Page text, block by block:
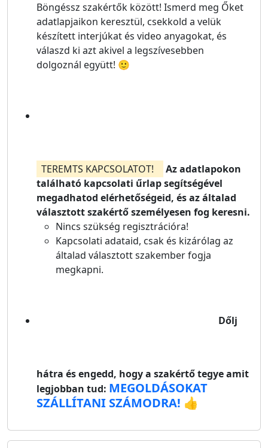
Böngéssz szakértők között! Ismerd meg Őket
adatlapjaikon keresztül, csekkold a velük
készített interjúkat és video anyagokat, és
válaszd ki azt akivel a legszívesebben
dolgoznál együtt! 🙂
TEREMTS KAPCSOLATOT!
Az adatlapokon
található kapcsolati űrlap segítségével
megadhatod elérhetőségeid, és az általad
választott szakértő személyesen fog keresni.
Nincs szükség regisztrációra!
Kapcsolati adataid, csak és kizárólag az
általad választott szakember fogja
megkapni.
Dőlj
hátra és engedd, hogy a szakértő tegye amit
legjobban tud: MEGOLDÁSOKAT
SZÁLLÍTANI SZÁMODRA! 👍